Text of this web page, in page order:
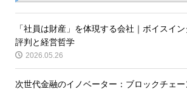
「社員は財産」を体現する会社｜ボイスイ
評判と経営哲学
2026.05.26
次世代金融のイノベーター：ブロックチェ